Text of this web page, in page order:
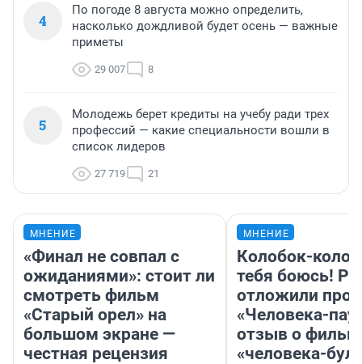
4
По погоде 8 августа можно определить,
насколько дождливой будет осень — важные
приметы
29 007 8
5
Молодежь берет кредиты на учебу ради трех
профессий — какие специальности вошли в
список лидеров
27 719 21
МНЕНИЕ
«Финал не совпал с
ожиданиями»: стоит ли
смотреть фильм
«Старый орел» на
большом экране —
честная рецензия
МНЕНИЕ
Колобок-
тебя боюсь!
отложили
«Человека-
отзыв о
«человека-